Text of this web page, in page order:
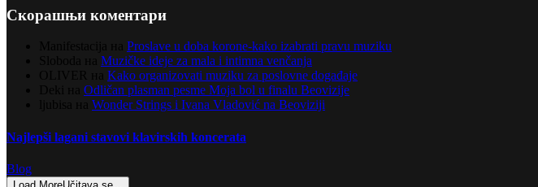
Скорашњи коментари
Proslave u doba korone-kako izabrati pravu muziku
Muzičke ideje za mala i intimna venčanja
Kako organizovati muziku za poslovne događaje
Odličan plasman pesme Moja bol u finalu Beovizije
Wonder Strings i Ivana Vladović na Beoviziji
Najlepši lagani stavovi klavirskih koncerata
Blog